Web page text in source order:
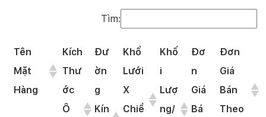
Tìm:
Tên
Mặt
Hàng
Kích
Thư
ớc
Ô
Đư
ờn
g
Kín
Khổ
Lưới
X
Chiề
Khố
i
Lượ
ng/
Đơ
n
Giá
Bá
Đơn
Giá
Bán
Theo